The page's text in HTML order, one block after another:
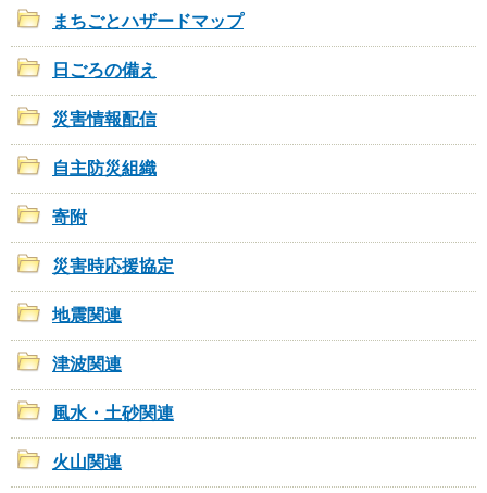
まちごとハザードマップ
日ごろの備え
災害情報配信
自主防災組織
寄附
災害時応援協定
地震関連
津波関連
風水・土砂関連
火山関連